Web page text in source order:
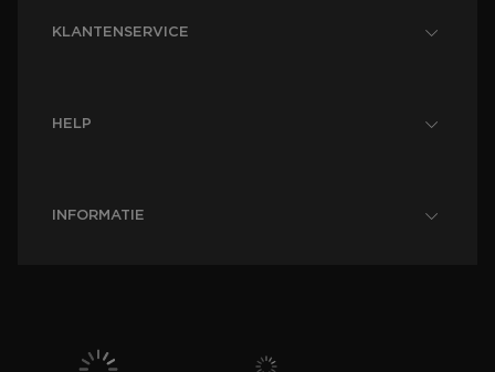
KLANTENSERVICE
HELP
INFORMATIE